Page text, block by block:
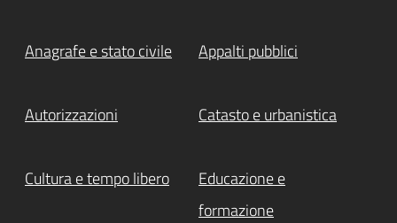
Anagrafe e stato civile Appalti pubblici
Autorizzazioni Catasto e urbanistica
Cultura e tempo libero
Educazione e
formazione